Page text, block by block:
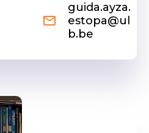
guida.ayza.
estopa@ul
b.be